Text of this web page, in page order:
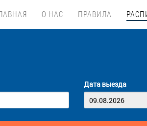
О НАС ПРАВИЛА
Дата выезда